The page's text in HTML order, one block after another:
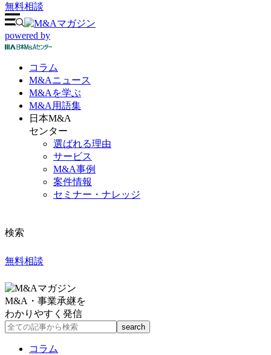
無料相談
powered by
コラム
M&Aニュース
M&Aを学ぶ
M&A 用語集
日本M&A
センター
選ばれる理由
サービス
M&A事例
案件情報
セミナー・ナレッジ
検索
無料相談
M&A・事業承継を
わかりやすく発信
コラム